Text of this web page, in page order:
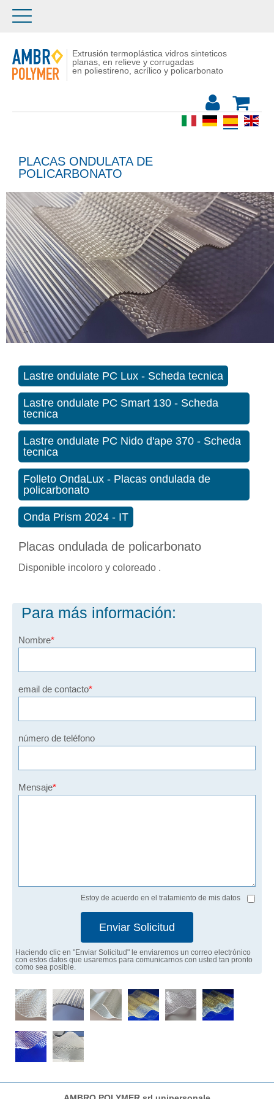
Extrusión termoplástica vidros sinteticos
planas, en relieve y corrugadas
en poliestireno, acrílico y policarbonato
PLACAS ONDULATA DE
POLICARBONATO
Lastre ondulate PC Lux - Scheda tecnica
Lastre ondulate PC Smart 130 - Scheda
tecnica
Lastre ondulate PC Nido d'ape 370 - Scheda
tecnica
Folleto OndaLux - Placas ondulada de
policarbonato
Onda Prism 2024 - IT
Placas ondulada de policarbonato
Disponible incoloro y coloreado .
Para más información:
Nombre
email de contacto
número de teléfono
Mensaje
Estoy de acuerdo en el tratamiento de mis datos
Enviar Solicitud
Haciendo clic en "Enviar Solicitud" le enviaremos un correo electrónico
con estos datos que usaremos para comunicarnos con usted tan pronto
como sea posible.